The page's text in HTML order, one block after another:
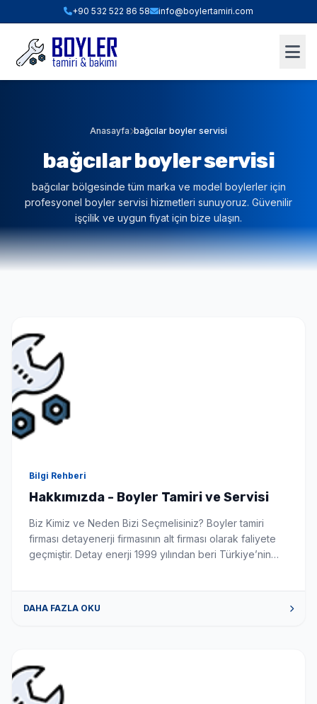
+90 532 522 86 58 info@boylertamiri.com
Anasayfa bağcılar boyler servisi
bağcılar boyler servisi
bağcılar bölgesinde tüm marka ve model boylerler için
profesyonel boyler servisi hizmetleri sunuyoruz. Güvenilir
işçilik ve uygun fiyat için bize ulaşın.
Bilgi Rehberi
Hakkımızda - Boyler Tamiri ve Servisi
Biz Kimiz ve Neden Bizi Seçmelisiniz? Boyler tamiri
firması detayenerji firmasının alt firması olarak faliyete
geçmiştir. Detay enerji 1999 yılından beri Türkiye’nin
DAHA FAZLA OKU
ANINDA FIYAT HESABI
Hızlı Teklif & Keşif Sihirbazı
2. BOYLER HACMI / TIPI
3. BULUNDUĞUNUZ İLÇE (İSTANBUL)